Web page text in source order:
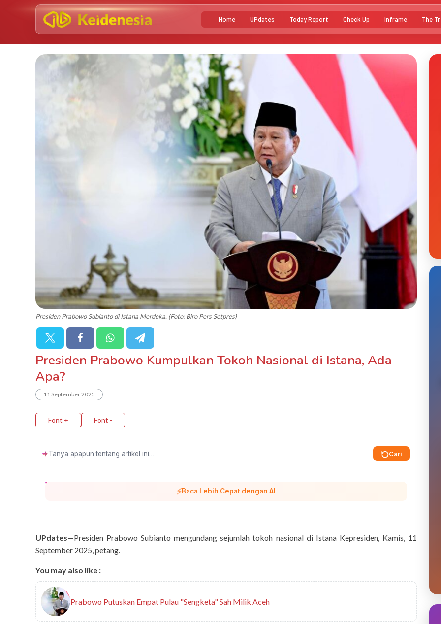
Home UPdates Today Report Check Up Inframe The
Presiden Prabowo Subianto di Istana Merdeka. (Foto: Biro Pers Setpres)
Presiden Prabowo Kumpulkan Tokoh Nasional di Istana, Ada
Apa?
11 September 2025
Font + Font -
✦ Cari
⚡Baca Lebih Cepat dengan AI
UPdates—Presiden Prabowo Subianto mengundang sejumlah tokoh nasional di Istana Kepresiden, Kamis, 11
September 2025, petang.
You may also like :
Prabowo Putuskan Empat Pulau "Sengketa" Sah Milik Aceh